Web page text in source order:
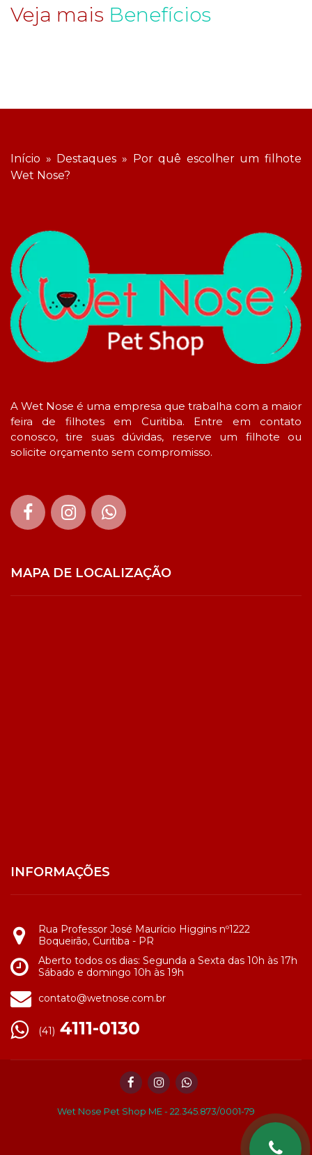
Veja mais Benefícios
Início » Destaques » Por quê escolher um filhote
Wet Nose?
A Wet Nose é uma empresa que trabalha com a maior
feira de filhotes em Curitiba. Entre em contato
conosco, tire suas dúvidas, reserve um filhote ou
solicite orçamento sem compromisso.
MAPA DE LOCALIZAÇÃO
INFORMAÇÕES
Rua Professor José Maurício Higgins nº1222
Boqueirão, Curitiba - PR
Aberto todos os dias: Segunda a Sexta das 10h às 17h
Sábado e domingo 10h às 19h
contato@wetnose.com.br
(41) 4111-0130
Wet Nose Pet Shop ME - 22.345.873/0001-79